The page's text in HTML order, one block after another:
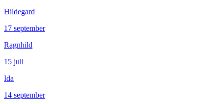
Hildegard
17 september
Ragnhild
15 juli
Ida
14 september